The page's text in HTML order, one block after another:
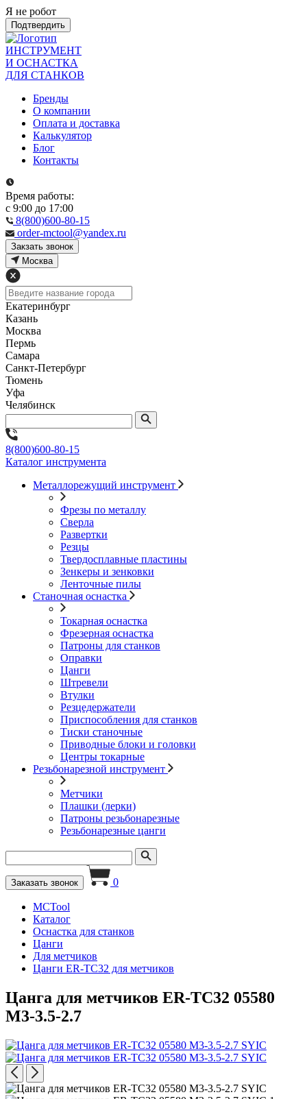
Я не робот
Подтвердить
ИНСТРУМЕНТ
И ОСНАСТКА
ДЛЯ СТАНКОВ
Бренды
О компании
Оплата и доставка
Калькулятор
Блог
Контакты
Время работы:
с 9:00 до 17:00
8(800)600-80-15
order-mctool@yandex.ru
Закзать звонок
Москва
Екатеринбург
Казань
Москва
Пермь
Самара
Санкт-Петербург
Тюмень
Уфа
Челябинск
8(800)600-80-15
Каталог инструмента
Металлорежущий инструмент
Фрезы по металлу
Сверла
Развертки
Резцы
Твердосплавные пластины
Зенкеры и зенковки
Ленточные пилы
Станочная оснастка
Токарная оснастка
Фрезерная оснастка
Патроны для станков
Оправки
Цанги
Штревели
Втулки
Резцедержатели
Приспособления для станков
Тиски станочные
Приводные блоки и головки
Центры токарные
Резьбонарезной инструмент
Метчики
Плашки (лерки)
Патроны резьбонарезные
Резьбонарезные цанги
Заказать звонок 0
MCTool
Каталог
Оснастка для станков
Цанги
Для метчиков
Цанги ER-TC32 для метчиков
Цанга для метчиков ER-TC32 05580
M3-3.5-2.7